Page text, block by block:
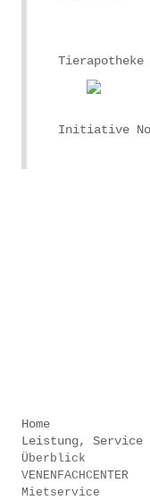
Tierapotheke
Initiative
Home
Leistung, Service
Überblick
VENENFACHCENTER
Mietservice